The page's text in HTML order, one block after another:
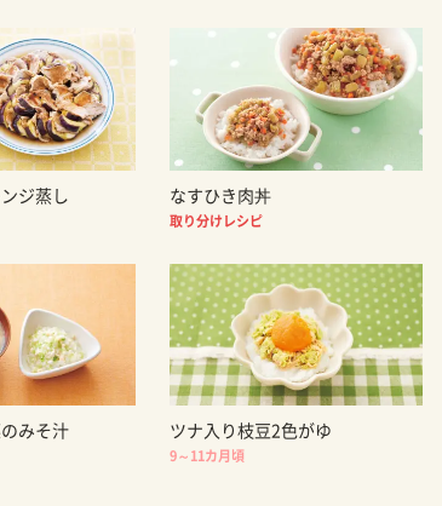
ジ蒸し なすひき肉丼
取り分けレシピ
みそ汁 ツナ入り枝豆2色がゆ
9～11カ月頃